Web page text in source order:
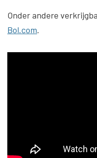
Onder andere
Bol.com.